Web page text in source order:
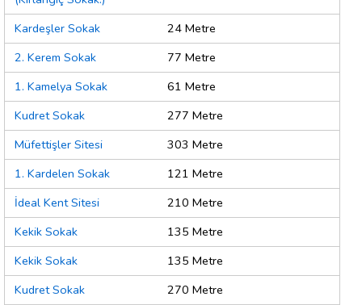
Kardeşler Sokak
24 Metre
2. Kerem Sokak
77 Metre
1. Kamelya Sokak
61 Metre
Kudret Sokak
277 Metre
Müfettişler Sitesi
303 Metre
1. Kardelen Sokak
121 Metre
İdeal Kent Sitesi
210 Metre
Kekik Sokak
135 Metre
Kekik Sokak
135 Metre
Kudret Sokak
270 Metre